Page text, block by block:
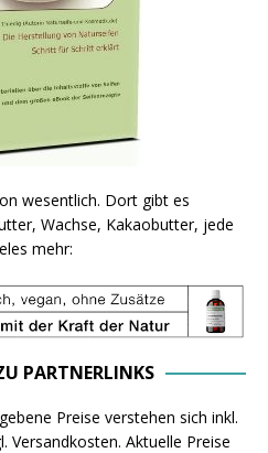
wesentlich. Dort gibt es
Wachse, Kakaobutter, jede
mehr:
PARTNERLINKS
Preise verstehen sich inkl.
Versandkosten. Aktuelle Preise